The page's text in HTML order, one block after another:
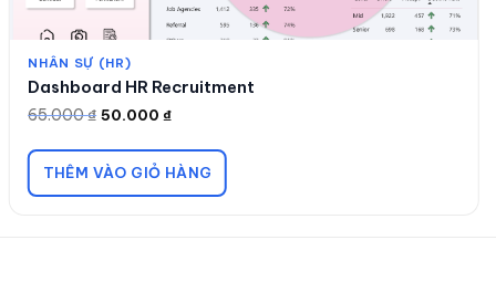
NHÂN SỰ (HR)
Dashboard HR Recruitment
65.000₫
Giá
là:
65.000 ₫.
50.000 ₫
Giá
tại
50.000 ₫.
THÊM VÀO GIỎ HÀNG